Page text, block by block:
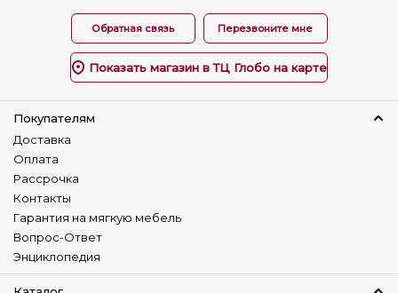
Обратная связь Перезвоните мне
Показать магазин в ТЦ Глобо на карте
Покупателям
Доставка
Оплата
Рассрочка
Контакты
Гарантия на мягкую мебель
Вопрос-Ответ
Энциклопедия